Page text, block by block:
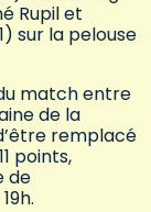
Rupil et
sur la pelouse
match entre
de la
remplacé
points,
de